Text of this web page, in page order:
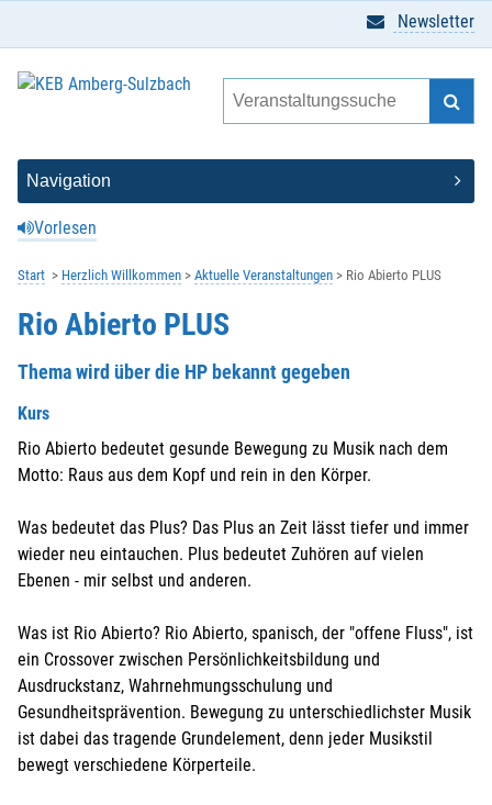
Vorlesen
Newsletter
Start Herzlich Willkommen Aktuelle Veranstaltungen Rio Abierto PLUS
Rio Abierto PLUS
Thema wird über die HP bekannt gegeben
Kurs
Rio Abierto bedeutet gesunde Bewegung zu Musik nach dem
Motto: Raus aus dem Kopf und rein in den Körper.
Was bedeutet das Plus? Das Plus an Zeit lässt tiefer und immer
wieder neu eintauchen. Plus bedeutet Zuhören auf vielen
Ebenen - mir selbst und anderen.
Was ist Rio Abierto? Rio Abierto, spanisch, der "offene Fluss", ist
ein Crossover zwischen Persönlichkeitsbildung und
Ausdruckstanz, Wahrnehmungsschulung und
Gesundheitsprävention. Bewegung zu unterschiedlichster Musik
ist dabei das tragende Grundelement, denn jeder Musikstil
bewegt verschiedene Körperteile.